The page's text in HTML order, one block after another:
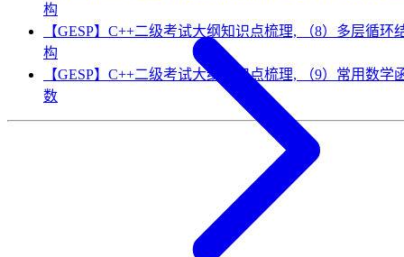
构
【GESP】C++二级考试大纲知识点梳理, （8）多层循环
构
【GESP】C++二级考试大纲知识点梳理, （9）常用数学
数